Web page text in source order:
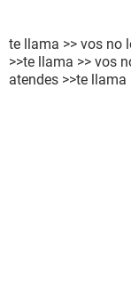
te llama >> vos no
>>te llama >> vos
atendes >>te